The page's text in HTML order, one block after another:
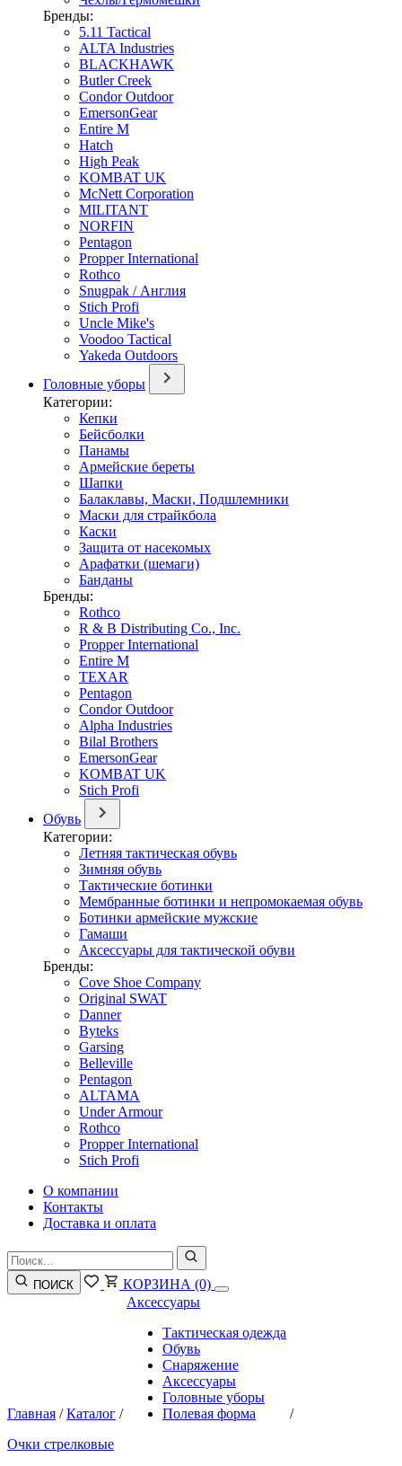
Бренды:
5.11 Tactical
ALTA Industries
BLACKHAWK
Butler Creek
Condor Outdoor
EmersonGear
Entire M
Hatch
High Peak
KOMBAT UK
McNett Corporation
MILITANT
NORFIN
Pentagon
Propper International
Rothco
Snugpak / Англия
Stich Profi
Uncle Mike's
Voodoo Tactical
Yakeda Outdoors
Головные уборы
Категории:
Кепки
Бейсболки
Панамы
Армейские береты
Шапки
Балаклавы, Маски, Подшлемники
Маски для страйкбола
Каски
Защита от насекомых
Арафатки (шемаги)
Банданы
Бренды:
Rothco
R & B Distributing Co., Inc.
Propper International
Entire M
TEXAR
Pentagon
Condor Outdoor
Alpha Industries
Bilal Brothers
EmersonGear
KOMBAT UK
Stich Profi
Обувь
Категории:
Летняя тактическая обувь
Зимняя обувь
Тактические ботинки
Мембранные ботинки и непромокаемая обувь
Ботинки армейские мужские
Гамаши
Аксессуары для тактической обуви
Бренды:
Cove Shoe Company
Original SWAT
Danner
Byteks
Garsing
Belleville
Pentagon
ALTAMA
Under Armour
Rothco
Propper International
Stich Profi
О компании
Контакты
Доставка и оплата
ПОИСК КОРЗИНА (0)
Главная /Каталог /
Аксессуары
Тактическая одежда
Обувь
Снаряжение
Аксессуары
Головные уборы
Полевая форма
/
Очки стрелковые